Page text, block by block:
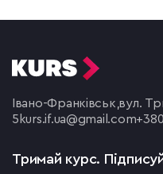
Івано-Франківськ,вул.
5 kurs.if.ua@gmail.com
Тримай курс.